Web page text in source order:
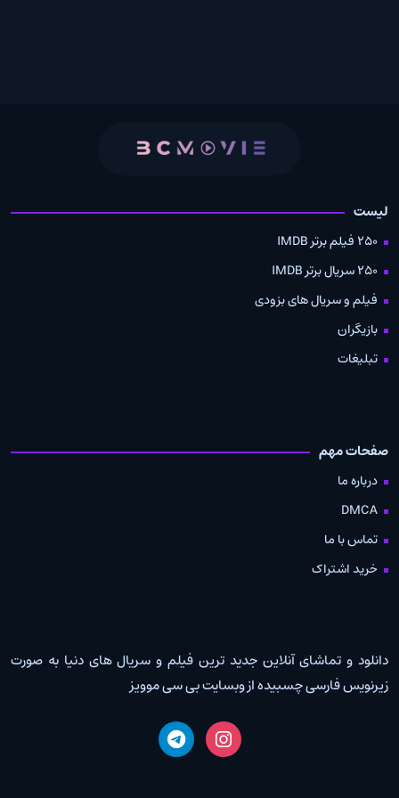
لیست
250 فیلم برتر IMDB
250 سریال برتر IMDB
فیلم و سریال های بزودی
بازیگران
تبلیغات
صفحات مهم
درباره ما
DMCA
تماس با ما
خرید اشتراک
دانلود و تماشای آنلاین جدید ترین فیلم و سریال های دنیا به صورت
زیرنویس فارسی چسبیده از وبسایت بی سی موویز